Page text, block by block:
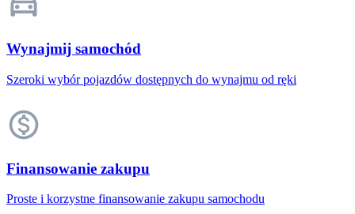
Wynajmij samochód
Szeroki wybór pojazdów dostępnych do wynajmu od ręki
Finansowanie zakupu
Proste i korzystne finansowanie zakupu samochodu